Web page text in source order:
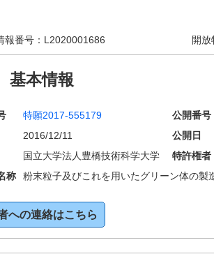
報番号： L2020001686 開放
基本情報
特願2017-555179 公開番号
2016/12/11 公開日
国立大学法人豊橋技術科学大学 特許権者
称
粉末粒子及びこれを用いたグリーン体の製
への連絡はこちら